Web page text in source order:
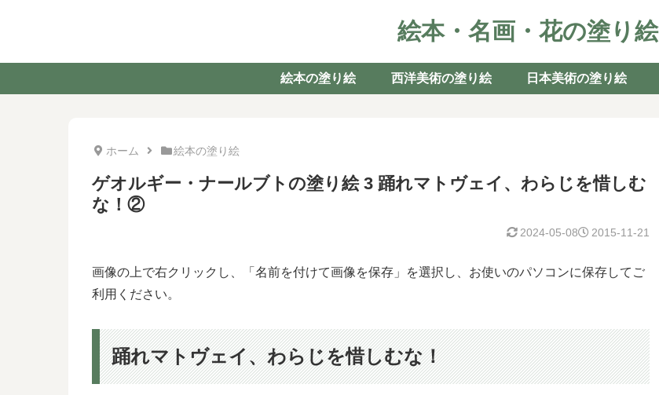
絵本・名画・花の塗り絵
絵本の塗り絵 西洋美術の塗り絵 日本美術の塗り絵
ホーム 絵本の塗り絵
ゲオルギー・ナールブトの塗り絵 3 踊れマトヴェイ、わらじを惜しむ
な！②
2015-11-21
2024-05-08
画像の上で右クリックし、「名前を付けて画像を保存」を選択し、お使いのパソコンに保存してご
利用ください。
踊れマトヴェイ、わらじを惜しむな！